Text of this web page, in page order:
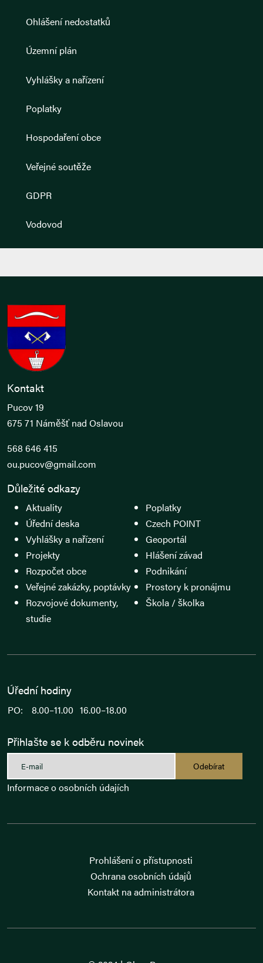
Ohlášení nedostatků
Územní plán
Vyhlášky a nařízení
Poplatky
Hospodaření obce
Veřejné soutěže
GDPR
Vodovod
Kontakt
Pucov 19
675 71 Náměšť nad Oslavou
568 646 415
ou.pucov@gmail.com
Důležité odkazy
Aktuality
Úřední deska
Vyhlášky a nařízení
Projekty
Rozpočet obce
Veřejné zakázky, poptávky
Rozvojové dokumenty,
studie
Poplatky
Czech POINT
Geoportál
Hlášení závad
Podnikání
Prostory k pronájmu
Škola / školka
Úřední hodiny
PO: 8.00–11.00 16.00–18.00
Přihlašte se k odběru novinek
Odebírat
Informace o osobních údajích
Prohlášení o přístupnosti
Ochrana osobních údajů
Kontakt na administrátora